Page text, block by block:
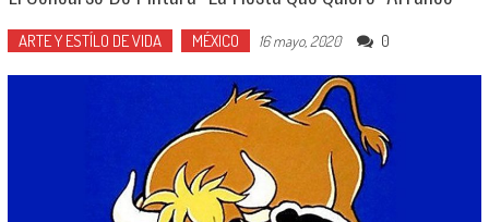
ARTE Y ESTÍLO DE VIDA MÉXICO 16 mayo, 2020 0